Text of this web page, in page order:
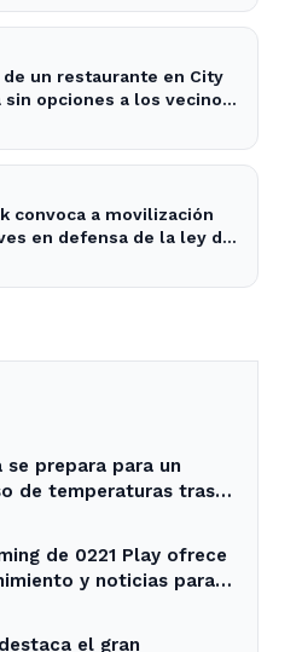
un restaurante en City
sin opciones a los vecinos
convoca a movilización
en defensa de la ley de
se prepara para un
de temperaturas tras
de 0221 Play ofrece
y noticias para
el gran